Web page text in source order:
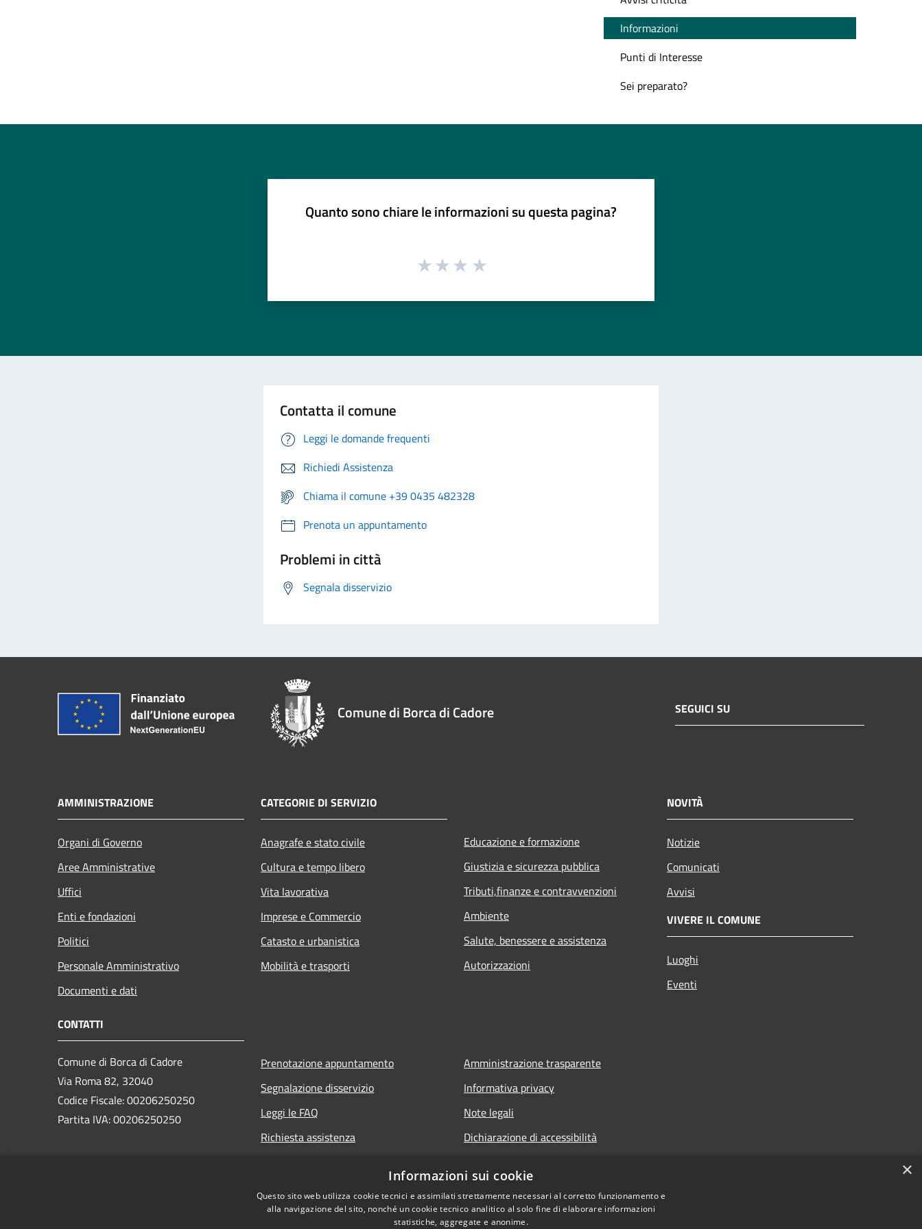
Informazioni
Punti di Interesse
Sei preparato?
Quanto sono chiare le informazioni su questa pagina?
Contatta il comune
Leggi le domande frequenti
Richiedi Assistenza
Chiama il comune +39 0435 482328
Prenota un appuntamento
Problemi in città
Segnala disservizio
Comune di Borca di Cadore SEGUICI SU
AMMINISTRAZIONE
Organi di Governo
Aree Amministrative
Uffici
Enti e fondazioni
Politici
Personale Amministrativo
Documenti e dati
CATEGORIE DI SERVIZIO
Anagrafe e stato civile
Cultura e tempo libero
Vita lavorativa
Imprese e Commercio
Catasto e urbanistica
Mobilità e trasporti
Educazione e formazione
Giustizia e sicurezza pubblica
Tributi,finanze e contravvenzioni
Ambiente
Salute, benessere e assistenza
Autorizzazioni
NOVITÀ
Notizie
Comunicati
Avvisi
VIVERE IL COMUNE
Luoghi
Eventi
CONTATTI
Comune di Borca di Cadore
Via Roma 82, 32040
Codice Fiscale: 00206250250
Partita IVA: 00206250250
Prenotazione appuntamento
Segnalazione disservizio
Leggi le FAQ
Richiesta assistenza
Amministrazione trasparente
Informativa privacy
Note legali
Dichiarazione di accessibilità
×
Informazioni sui cookie
Questo sito web utilizza cookie tecnici e assimilati strettamente necessari al corretto funzionamento e
alla navigazione del sito, nonché un cookie tecnico analitico al solo fine di elaborare informazioni
statistiche, aggregate e anonime.